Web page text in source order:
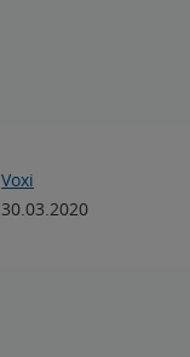
Voxi
30.03.2020